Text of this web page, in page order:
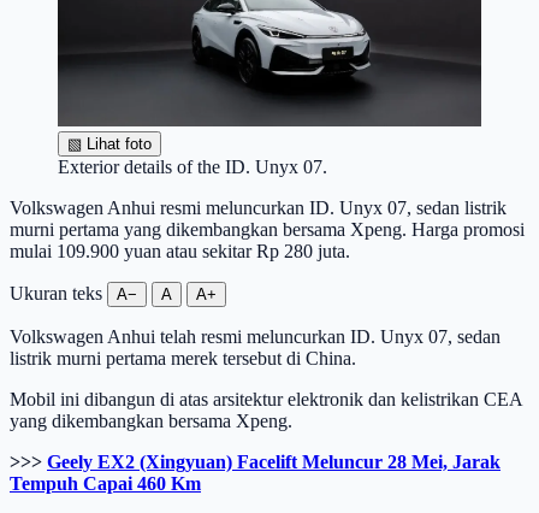
▧ Lihat foto
Exterior details of the ID. Unyx 07.
Volkswagen Anhui resmi meluncurkan ID. Unyx 07, sedan listrik
murni pertama yang dikembangkan bersama Xpeng. Harga promosi
mulai 109.900 yuan atau sekitar Rp 280 juta.
Ukuran teks A− A A+
Volkswagen Anhui telah resmi meluncurkan ID. Unyx 07, sedan
listrik murni pertama merek tersebut di China.
Mobil ini dibangun di atas arsitektur elektronik dan kelistrikan CEA
yang dikembangkan bersama Xpeng.
>>> Geely EX2 (Xingyuan) Facelift Meluncur 28 Mei, Jarak
Tempuh Capai 460 Km